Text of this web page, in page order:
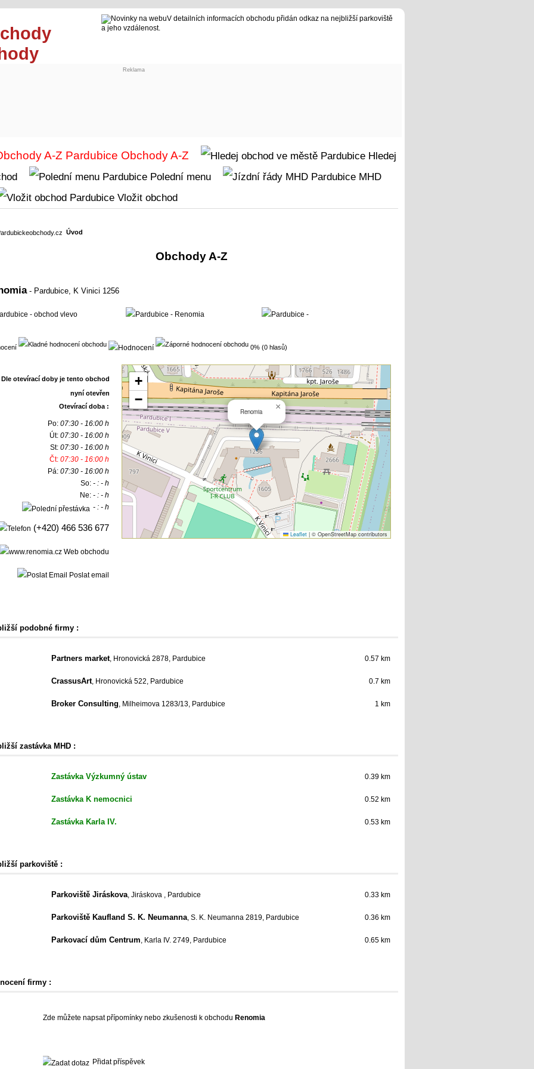
V detailních informacích obchodu přidán odkaz na nejbližší parkoviště
a jeho vzdálenost.
Reklama
Obchody A-Z
Hledej
Polední menu
MHD
Vložit obchod
Úvod
Obchody A-Z
- Pardubice, K Vinici 1256
0% (0 hlasů)
Otevírací doba :
Po: 07:30 - 16:00 h
Út: 07:30 - 16:00 h
St: 07:30 - 16:00 h
Čt: 07:30 - 16:00 h
Pá: 07:30 - 16:00 h
So: - : - h
Ne: - : - h
- : - h
(+420) 466 536 677
Web obchodu
Poslat email
Renomia ×
+
−
Leaflet | © OpenStreetMap contributors
podobné firmy :
Partners market, Hronovická 2878, Pardubice 0.57 km
CrassusArt, Hronovická 522, Pardubice 0.7 km
Broker Consulting, Milheimova 1283/13, Pardubice 1 km
zastávka MHD :
Zastávka Výzkumný ústav 0.39 km
Zastávka K nemocnici 0.52 km
Zastávka Karla IV. 0.53 km
parkoviště :
Parkoviště Jiráskova, Jiráskova , Pardubice 0.33 km
Parkoviště Kaufland S. K. Neumanna, S. K. Neumanna 2819, Pardubice 0.36 km
Parkovací dům Centrum, Karla IV. 2749, Pardubice 0.65 km
firmy :
Zde můžete napsat přípomínky nebo zkušenosti k obchodu Renomia
Přidat příspěvek